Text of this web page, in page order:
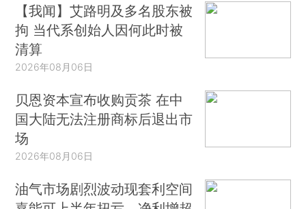
【我闻】艾路明及多名股东被
拘 当代系创始人因何此时被
清算
2026年08月06日
贝恩资本宣布收购贡茶 在中
国大陆无法注册商标后退出市
场
2026年08月06日
油气市场剧烈波动现套利空间